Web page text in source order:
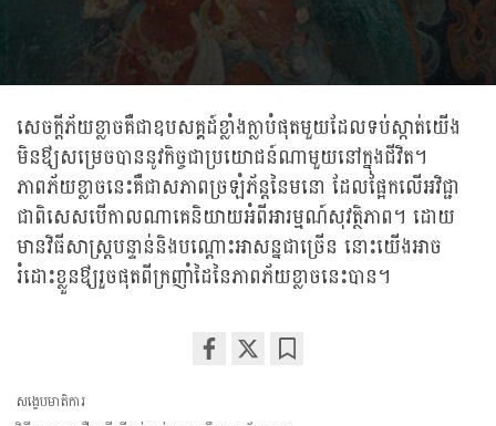
សេចក្តីភ័យខ្លាចគឺជាឧបសគ្គដ៍ខ្លាំងក្លាបំផុតមួយដែលទប់ស្កាត់យើង
មិនឳ្យសម្រេចបាននូវកិច្ចជាប្រយោជន៍ណាមួយនៅក្នុងជីវិត។
ភាពភ័យខ្លាចនេះគឺជាសភាពច្រឡំភ័ន្តនៃមនោ ដែលផ្អែកលើអវិជ្ជា
ជាពិសេសបើកាលណាគេនិយាយអំពីអារម្មណ៍សុវត្ថិភាព។ ដោយ
មានវិធីសាស្រ្តបន្ទាន់និងបណ្តោះអាសន្នជាច្រើន នោះយើងអាច
រំដោះខ្លួនឳ្យរួចផុតពីក្រញាំដៃនៃភាពភ័យខ្លាចនេះបាន។
សង្ខេបមាតិការ